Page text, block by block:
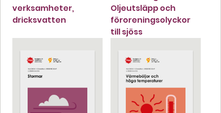
verksamheter,
dricksvatten
Oljeutsläpp och
föroreningsolyckor
till sjöss